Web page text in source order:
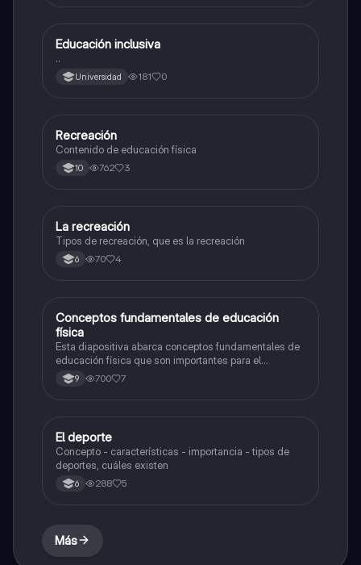
Educación Física
Educación inclusiva
..
Universidad 181 0
Educación Física
Recreación
Contenido de educación física
10 762 3
Educación Física
La recreación
Tipos de recreación, que es la recreación
6 70 4
Educación Física
Conceptos fundamentales de educación
física
Esta diapositiva abarca conceptos fundamentales de
educación física que son importantes para el
desarrollo físico, mental y emocional de los
estudiantes.
9 700 7
Educación Física
El deporte
Concepto - características - importancia - tipos de
deportes, cuáles existen
6 288 5
Más